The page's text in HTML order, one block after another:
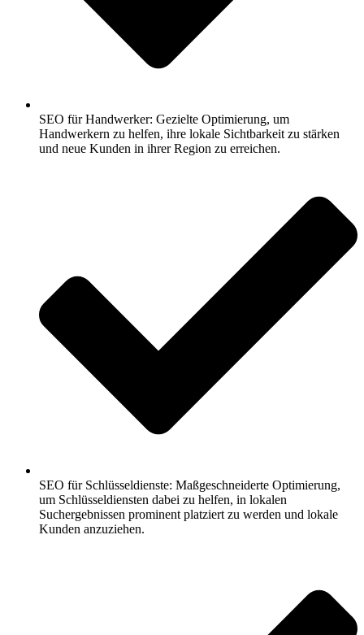
SEO für Handwerker: Gezielte Optimierung, um
Handwerkern zu helfen, ihre lokale Sichtbarkeit zu stärken
und neue Kunden in ihrer Region zu erreichen.
SEO für Schlüsseldienste: Maßgeschneiderte Optimierung,
um Schlüsseldiensten dabei zu helfen, in lokalen
Suchergebnissen prominent platziert zu werden und lokale
Kunden anzuziehen.